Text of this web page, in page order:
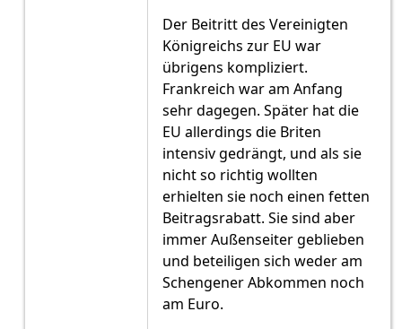
Der Beitritt des Vereinigten
Königreichs zur EU war
übrigens kompliziert.
Frankreich war am Anfang
sehr dagegen. Später hat die
EU allerdings die Briten
intensiv gedrängt, und als sie
nicht so richtig wollten
erhielten sie noch einen fetten
Beitragsrabatt. Sie sind aber
immer Außenseiter geblieben
und beteiligen sich weder am
Schengener Abkommen noch
am Euro.